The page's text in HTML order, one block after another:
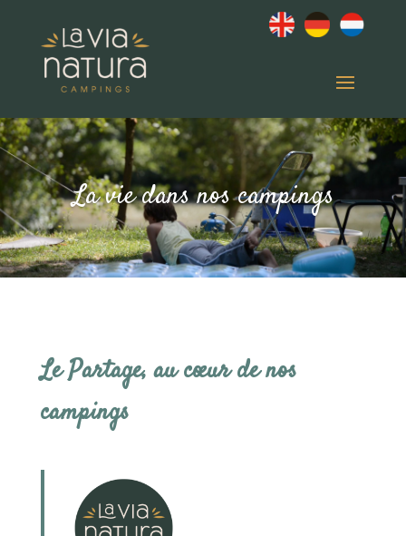
La vie dans nos campings
Le Partage, au cœur de nos
campings